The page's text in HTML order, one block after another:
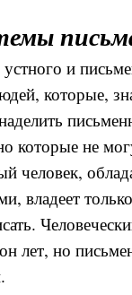
и
которые,
которые не
человек,
владеет
лет, но